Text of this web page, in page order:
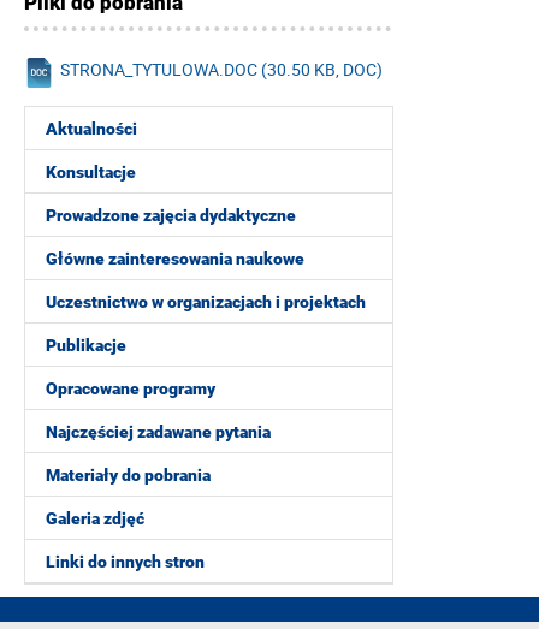
Aktualności
Konsultacje
Prowadzone zajęcia dydaktyczne
Główne zainteresowania naukowe
Uczestnictwo w organizacjach i projektach
Publikacje
Opracowane programy
Najczęściej zadawane pytania
Materiały do pobrania
Galeria zdjęć
Linki do innych stron
STRONA_TYTULOWA.DOC (30.50 KB, DOC)